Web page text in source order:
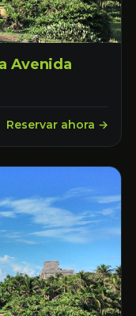
Avenida
Reservar ahora →